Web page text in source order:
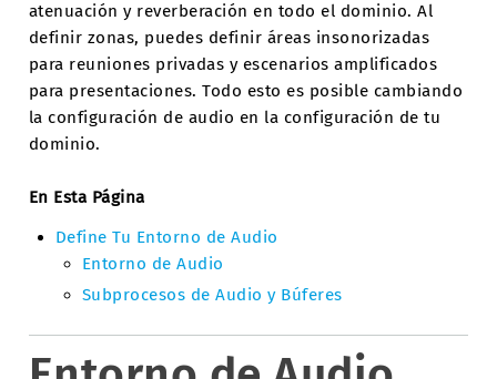
atenuación y reverberación en todo el dominio. Al
definir zonas, puedes definir áreas insonorizadas
para reuniones privadas y escenarios amplificados
para presentaciones. Todo esto es posible cambiando
la configuración de audio en la configuración de tu
dominio.
En Esta Página
Define Tu Entorno de Audio
Entorno de Audio
Subprocesos de Audio y Búferes